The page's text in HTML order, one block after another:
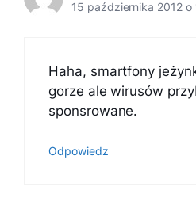
15 października 2012 o
Haha, smartfony
gorze ale wirusów
sponsrowane.
Odpowiedz